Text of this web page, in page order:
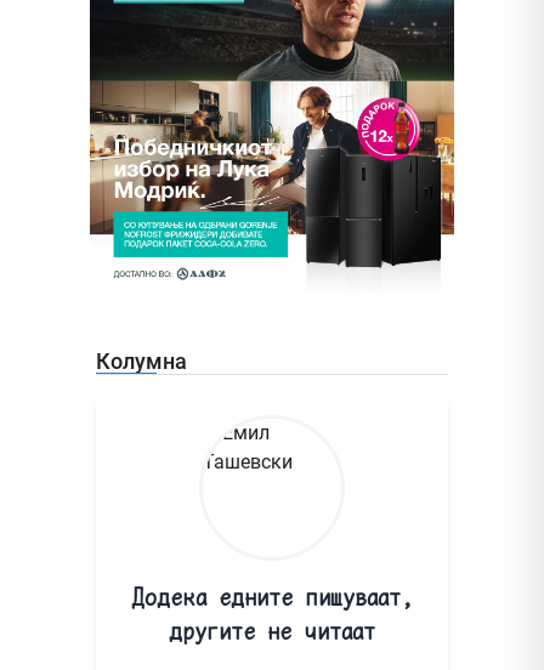
Колумна
Додека едните пишуваат,
другите не читаат